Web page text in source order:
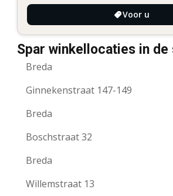
Voor u
Spar winkellocaties in de
Breda
Ginnekenstraat 147-149
Breda
Boschstraat 32
Breda
Willemstraat 13